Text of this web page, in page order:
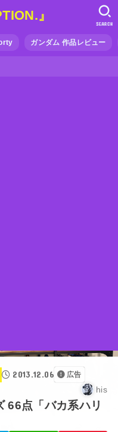
』
ガンダム 作品レビュー
SEARCH
2013.12.06 広告
his
66点「バカ系ハリ